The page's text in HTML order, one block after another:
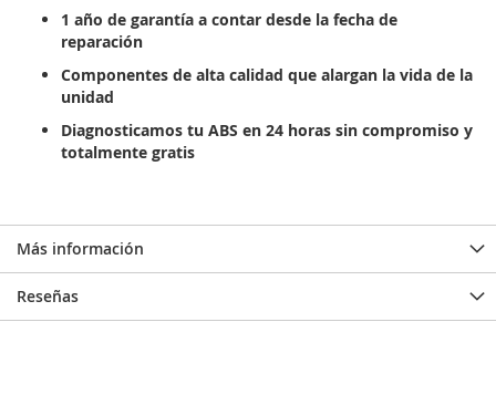
1 año de garantía a contar desde la fecha de
reparación
Componentes de alta calidad que alargan la vida de la
unidad
Diagnosticamos tu ABS en 24 horas sin compromiso y
totalmente gratis
Más información
Reseñas